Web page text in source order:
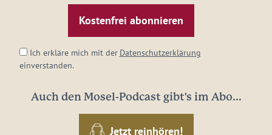
Mail-
Adresse:
Ich erkläre mich mit der Datenschutzerklärung
einverstanden.
Auch den Mosel-Podcast gibt's im Abo...
Jetzt reinhören!